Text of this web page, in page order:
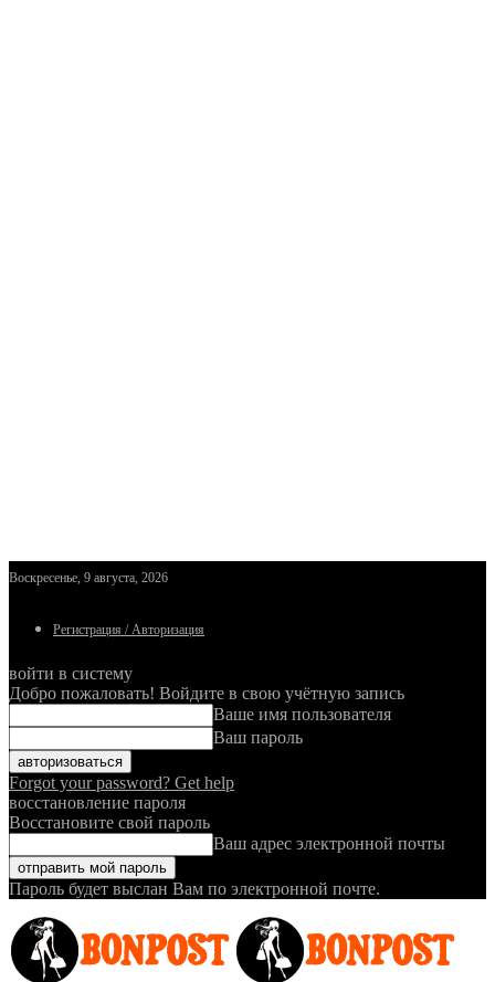
Воскресенье, 9 августа, 2026
Регистрация / Авторизация
войти в систему
Добро пожаловать! Войдите в свою учётную запись
Ваше имя пользователя
Ваш пароль
Forgot your password? Get help
восстановление пароля
Восстановите свой пароль
Ваш адрес электронной почты
Пароль будет выслан Вам по электронной почте.